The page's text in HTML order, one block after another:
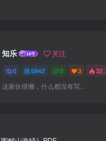
知乐 关注
0 5942 0 3
这家伙很懒，什么都没有写...